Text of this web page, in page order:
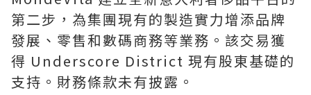
第二步，為集團現有的製造實力增添品牌
發展、零售和數碼商務等業務。該交易獲
得 Underscore District 現有股東基礎的
支持。財務條款未有披露。